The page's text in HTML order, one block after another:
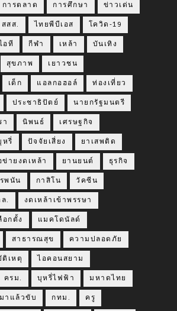
การตลาด การศึกษา ข่าวเด่น
สสส. ไทยพีบีเอส โควิด-19
อที กีฬา เหล้า บันเทิง
สุขภาพ เยาวชน
เด็ก แอลกอฮอล์ ท่องเที่ยว
ประชาธิปัตย์ นายกรัฐมนตรี
า นิพนธ์ เศรษฐกิจ
หรี่ ปัจจัยเสี่ยง ยาเสพติด
ข่ายงดเหล้า ยานยนต์ ธุรกิจ
พนัน กาสิโน วัคซีน
. งดเหล้าเข้าพรรษา
อกตั้ง แมคโดนัลด์
สาธารณสุข ความปลอดภัย
ติเหตุ ไอคอนสยาม
ครม. บุหรี่ไฟฟ้า มหาดไทย
มาแล้วขับ กทม. ครู